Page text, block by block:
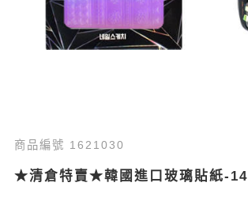
商品編號 1621030
★清倉特賣★韓國進口玻璃貼紙-14